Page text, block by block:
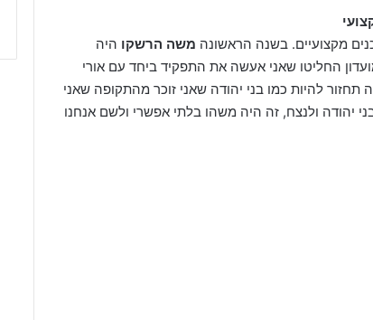
מקצועיים. בשנה הראשונה משה הרשקו היה
החליטו שאני אעשה את התפקיד ביחד עם אורי
להיות כמו בני יהודה שאני זוכר מהתקופה שאני
יהודה ולנצח, זה היה משהו בלתי אפשרי ולשם אנחנו